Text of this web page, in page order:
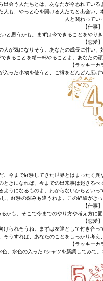
出会う人たちとは、あなたが今恐れてい
人も、やっと心を開ける人たちと出会い
人と関わってい
【仕事】
と思うかも。まずは今できることをやり
【恋愛】
人が気になりそう。あなたの成長に伴い
きることを精一杯やることよ。あなたの
【ラッキーカ
入った小物を使うと、ご縁をどんどん広げ
、今まで経験してきた世界とはまったく
きになれば、今までの出来事は起きる
ようになるものよ。わからないからとい
し、経験の深みも違うわよ。この経験がき
【仕事】
かも。そこで今までのやり方や考え方に
【恋愛】
けられそうね。まずは友達として付き合
そうすれば、あなたのことをしっかり考
【ラッキーカ
色。水色の入ったTシャツを新調してみて。